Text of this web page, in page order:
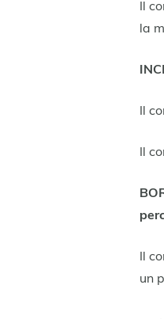
Il
la
Il
Il
Il
un